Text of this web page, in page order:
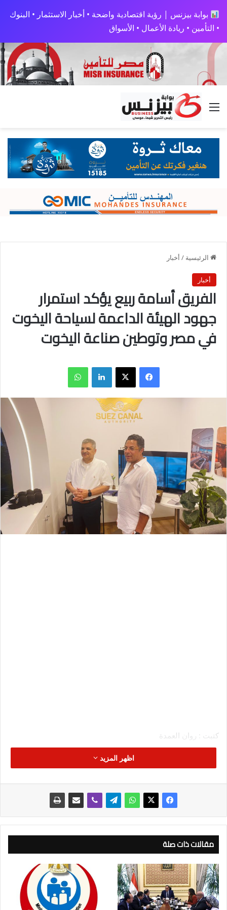
بوابة بيزنس | رؤية اقتصادية واضحة • أخبار الاستثمار • البنوك
• التأمين • ريادة الأعمال • الأسواق
القائمة
الرئيسية / أخبار
أخبار
الفريق أسامة ربيع يؤكد استمرار
جهود الهيئة الداعمة لسياحة اليخوت
في مصر وتوطين صناعة اليخوت
فيسبوك X لينكدإن
كتبت : روان العمدة
معرض مصر الدولي للقوارب واليخوت في دورته السادسة، والذي
يرافقه مجموعة من قيادات قطاع النقل البحري والسياحة ورجال
الأعمال والإعلام.
من جانبه أكد الفريق أسامة ربيع على أهمية المعرض الدولي
للقوارب واليخوت باعتباره نقطة انطلاق قوية للتواجد على خريطة
اظهر المزيد
مقالات ذات صلة